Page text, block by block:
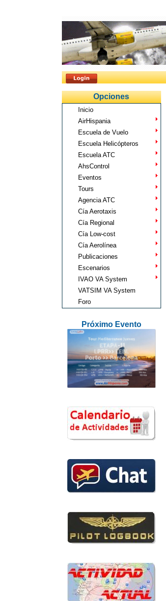
Opciones
Inicio
AirHispania
Escuela de Vuelo
Escuela Helicópteros
Escuela ATC
AhsControl
Eventos
Tours
Agencia ATC
Cía Aerotaxis
Cía Regional
Cía Low-cost
Cía Aerolínea
Publicaciones
Escenarios
IVAO VA System
VATSIM VA System
Foro
Próximo Evento